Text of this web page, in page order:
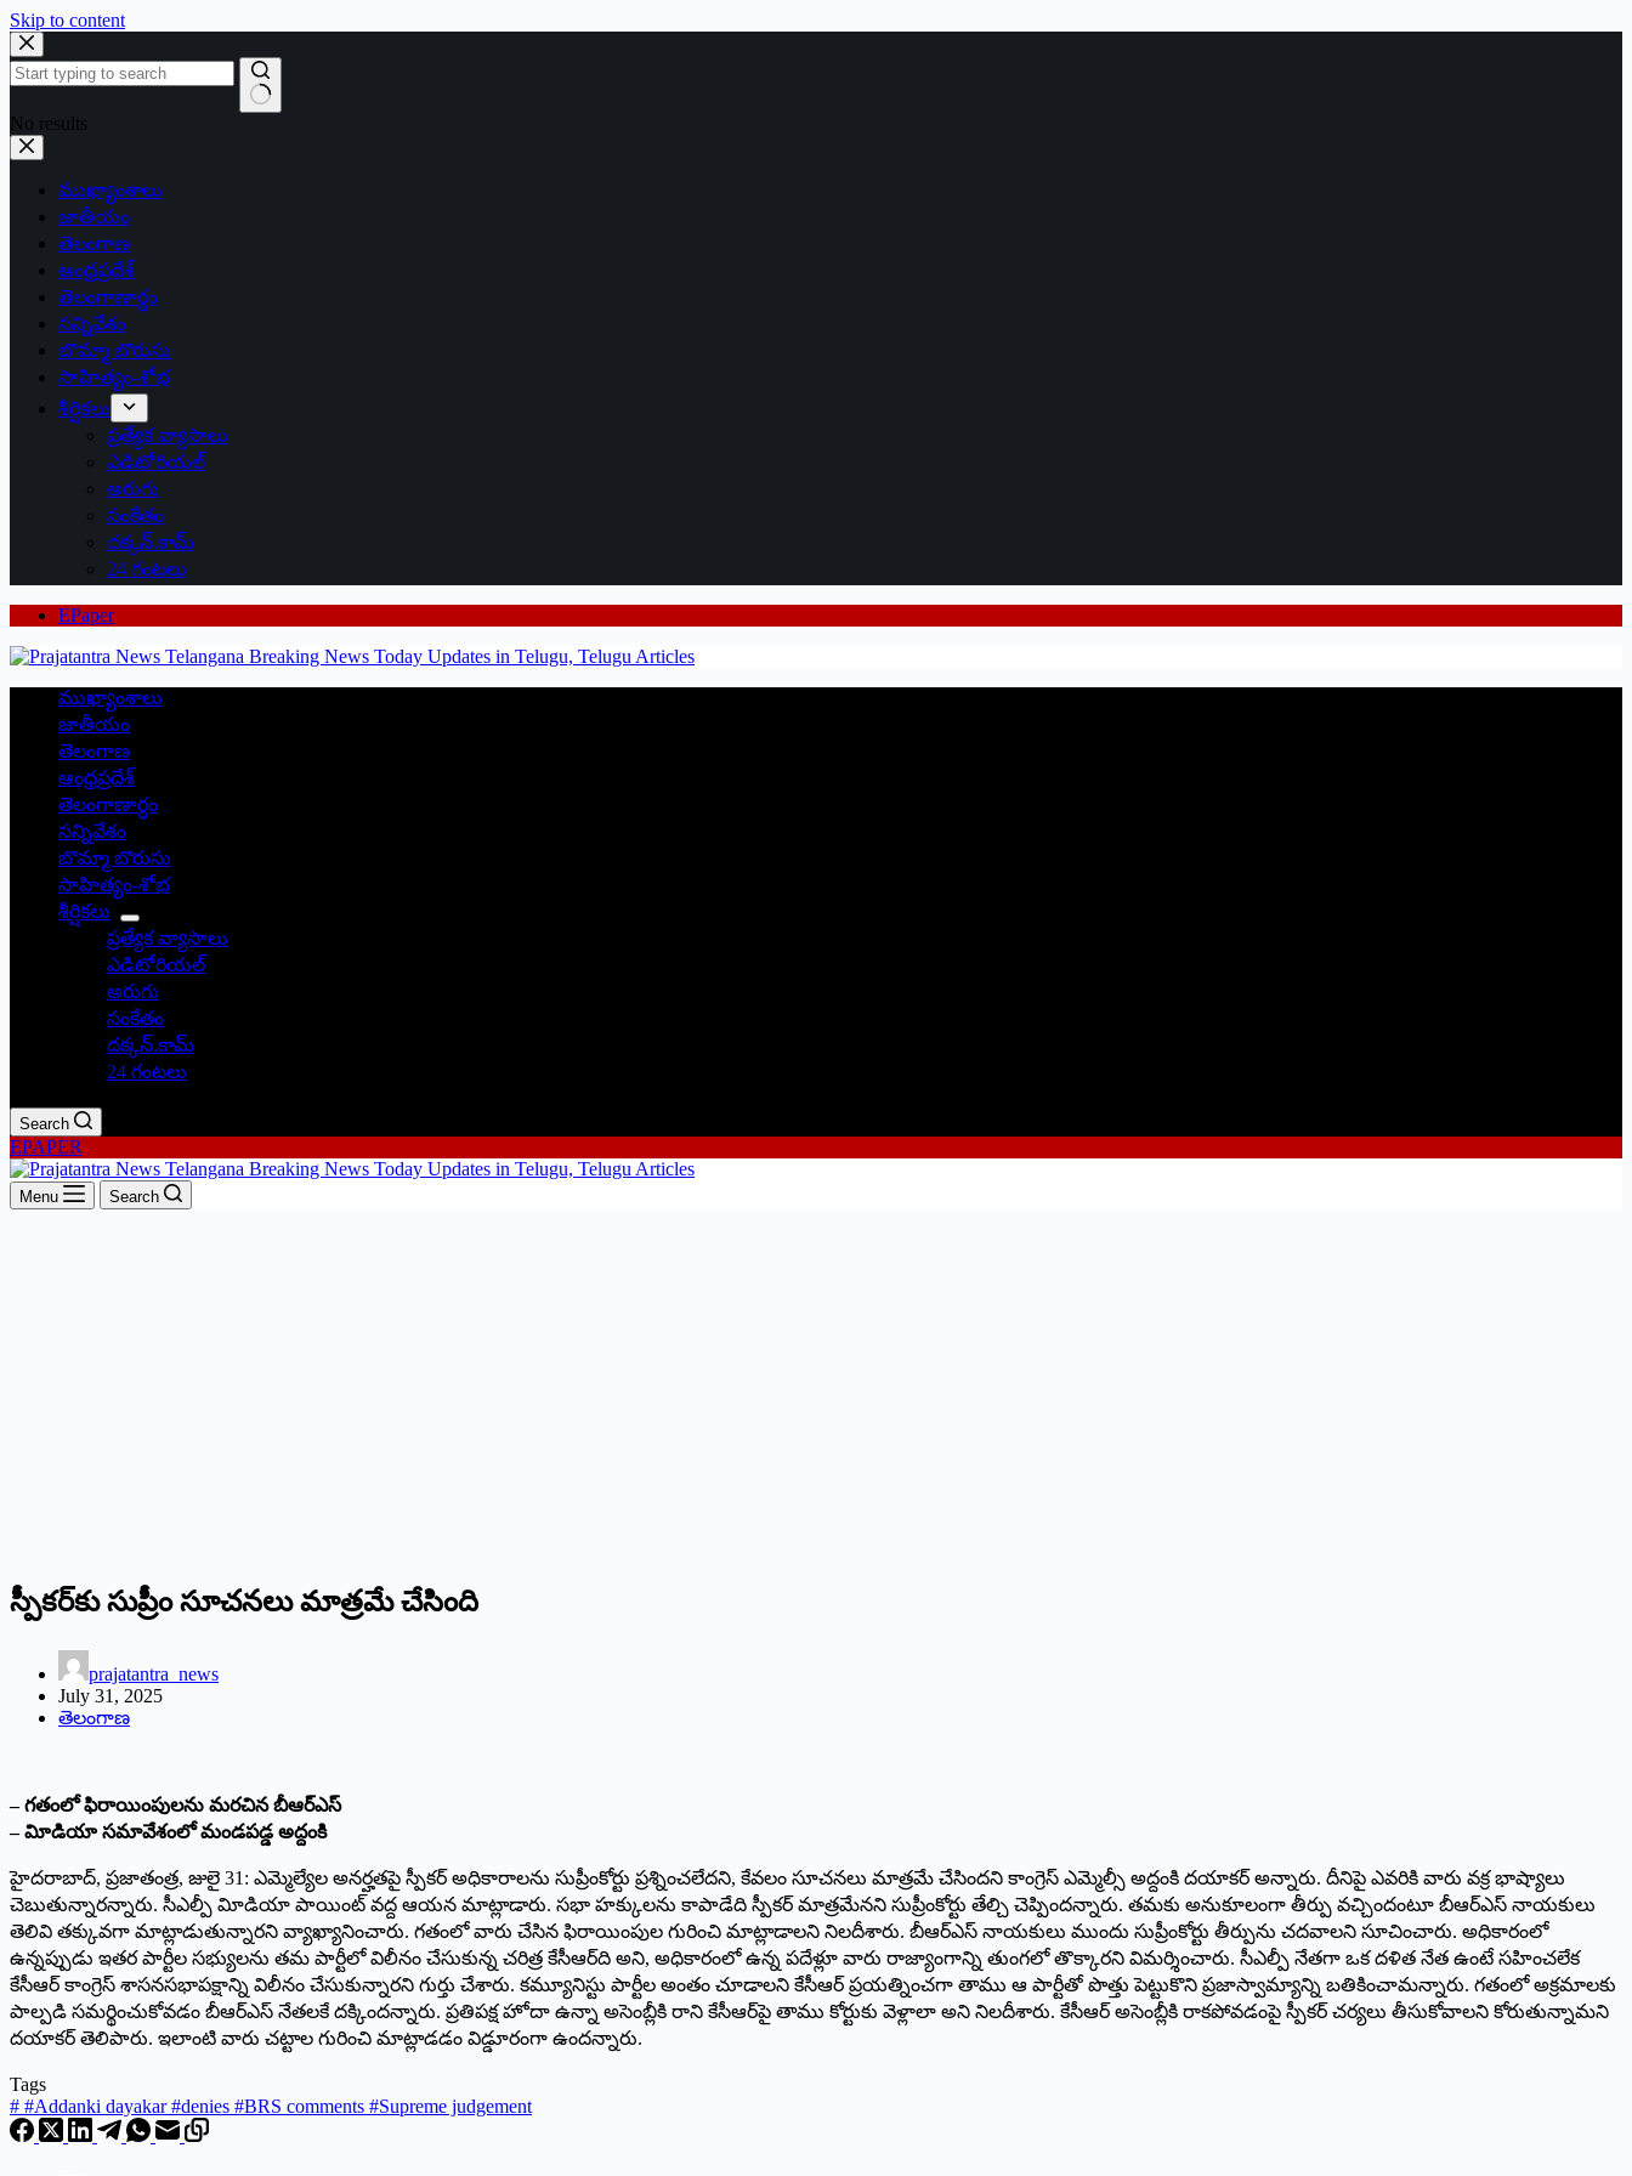
Skip to content
No results
ముఖ్యాంశాలు
జాతీయం
తెలంగాణ
ఆంధ్రప్రదేశ్
తెలంగాణార్థం
సన్నివేశం
బొమ్మా బొరుసు
సాహిత్యం-శోభ
శీర్షికలు
ప్రత్యేక వ్యాసాలు
ఎడిటోరియల్
అరుగు
సంకేతం
దక్కన్.కామ్
24 గంటలు
EPaper
ముఖ్యాంశాలు
జాతీయం
తెలంగాణ
ఆంధ్రప్రదేశ్
తెలంగాణార్థం
సన్నివేశం
బొమ్మా బొరుసు
సాహిత్యం-శోభ
శీర్షికలు
ప్రత్యేక వ్యాసాలు
ఎడిటోరియల్
అరుగు
సంకేతం
దక్కన్.కామ్
24 గంటలు
Search
EPAPER
Menu Search
స్పీకర్‌కు సుప్రీం సూచనలు మాత్రమే చేసింది
prajatantra_news
July 31, 2025
తెలంగాణ
– గతంలో ఫిరాయింపులను మరచిన బీఆర్‌ఎస్‌
– విూడియా సమావేశంలో మండపడ్డ అద్దంకి
హైదరాబాద్‌, ప్రజాతంత్ర, జులై 31: ఎమ్మెల్యేల అనర్హతపై స్పీకర్‌ అధికారాలను సుప్రీంకోర్టు ప్రశ్నించలేదని, కేవలం సూచనలు మాత్రమే చేసిందని కాంగ్రెస్‌ ఎమ్మెల్సీ అద్దంకి దయాకర్‌ అన్నారు. దీనిపై ఎవరికి వారు వక్ర భాష్యాలు
చెబుతున్నారన్నారు. సీఎల్పీ విూడియా పాయింట్‌ వద్ద ఆయన మాట్లాడారు. సభా హక్కులను కాపాడేది స్పీకర్‌ మాత్రమేనని సుప్రీంకోర్టు తేల్చి చెప్పిందన్నారు. తమకు అనుకూలంగా తీర్పు వచ్చిందంటూ బీఆర్‌ఎస్‌ నాయకులు
తెలివి తక్కువగా మాట్లాడుతున్నారని వ్యాఖ్యానించారు. గతంలో వారు చేసిన ఫిరాయింపుల గురించి మాట్లాడాలని నిలదీశారు. బీఆర్‌ఎస్‌ నాయకులు ముందు సుప్రీంకోర్టు తీర్పును చదవాలని సూచించారు. అధికారంలో
ఉన్నప్పుడు ఇతర పార్టీల సభ్యులను తమ పార్టీలో విలీనం చేసుకున్న చరిత్ర కేసీఆర్‌ది అని, అధికారంలో ఉన్న పదేళ్లూ వారు రాజ్యాంగాన్ని తుంగలో తొక్కారని విమర్శించారు. సీఎల్పీ నేతగా ఒక దళిత నేత ఉంటే సహించలేక
కేసీఆర్‌ కాంగ్రెస్‌ శాసనసభాపక్షాన్ని విలీనం చేసుకున్నారని గుర్తు చేశారు. కమ్యూనిస్టు పార్టీల అంతం చూడాలని కేసీఆర్‌ ప్రయత్నించగా తాము ఆ పార్టీతో పొత్తు పెట్టుకొని ప్రజాస్వామ్యాన్ని బతికించామన్నారు. గతంలో అక్రమాలకు
పాల్పడి సమర్థించుకోవడం బీఆర్‌ఎస్‌ నేతలకే దక్కిందన్నారు. ప్రతిపక్ష హోదా ఉన్నా అసెంబ్లీకి రాని కేసీఆర్‌పై తాము కోర్టుకు వెళ్లాలా అని నిలదీశారు. కేసీఆర్‌ అసెంబ్లీకి రాకపోవడంపై స్పీకర్‌ చర్యలు తీసుకోవాలని కోరుతున్నామని
దయాకర్‌ తెలిపారు. ఇలాంటి వారు చట్టాల గురించి మాట్లాడడం విడ్డూరంగా ఉందన్నారు.
Tags
# #Addanki dayakar #denies #BRS comments #Supreme judgement